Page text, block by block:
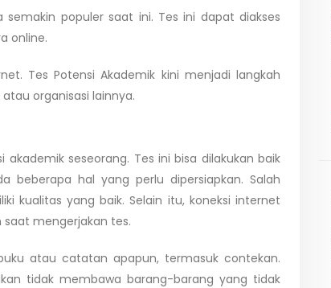
populer saat ini. Tes ini dapat diakses
online.
Tes Potensi Akademik kini menjadi langkah
organisasi lainnya.
seseorang. Tes ini bisa dilakukan baik
beberapa hal yang perlu dipersiapkan. Salah
kualitas yang baik. Selain itu, koneksi internet
mengerjakan tes.
atau catatan apapun, termasuk contekan.
tidak membawa barang-barang yang tidak